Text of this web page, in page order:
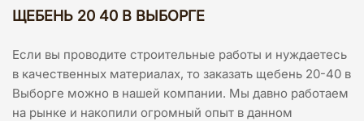
ЩЕБЕНЬ 20 40 В ВЫБОРГЕ
Если вы проводите строительные работы и нуждаетесь
в качественных материалах, то заказать щебень 20-40 в
Выборге можно в нашей компании. Мы давно работаем
на рынке и накопили огромный опыт в данном